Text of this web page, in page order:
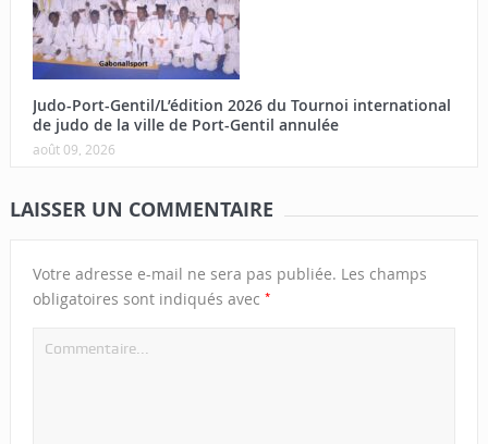
Judo-Port-Gentil/L’édition 2026 du Tournoi international
de judo de la ville de Port-Gentil annulée
août 09, 2026
LAISSER UN COMMENTAIRE
Votre adresse e-mail ne sera pas publiée. Les champs
obligatoires sont indiqués avec *